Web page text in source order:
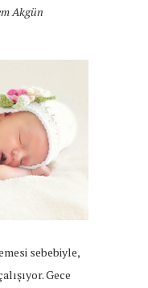
Akgün
sebebiyle,
Gece